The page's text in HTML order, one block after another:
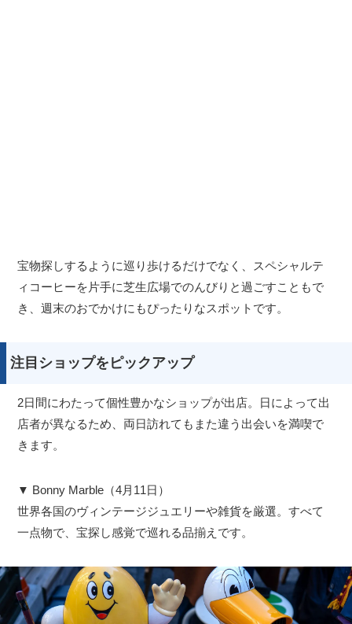
宝物探しするように巡り歩けるだけでなく、スペシャルテ
ィコーヒーを片手に芝生広場でのんびりと過ごすこともで
き、週末のおでかけにもぴったりなスポットです。
注目ショップをピックアップ
2日間にわたって個性豊かなショップが出店。日によって出
店者が異なるため、両日訪れてもまた違う出会いを満喫で
きます。
▼ Bonny Marble（4月11日）
世界各国のヴィンテージジュエリーや雑貨を厳選。すべて
一点物で、宝探し感覚で巡れる品揃えです。